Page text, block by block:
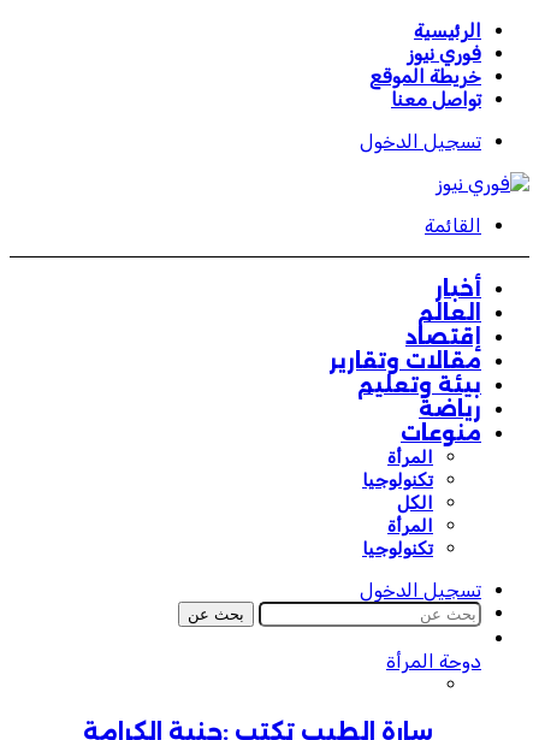
الرئيسية
فوري نيوز
خريطة الموقع
تواصل معنا
تسجيل الدخول
القائمة
أخبار
العالم
إقتصاد
مقالات وتقارير
بيئة وتعليم
رياضة
منوعات
المرأة
تكنولوجيا
الكل
المرأة
تكنولوجيا
تسجيل الدخول
بحث عن
دوحة المرأة
سارة الطيب تكتب :جنية الكرامة